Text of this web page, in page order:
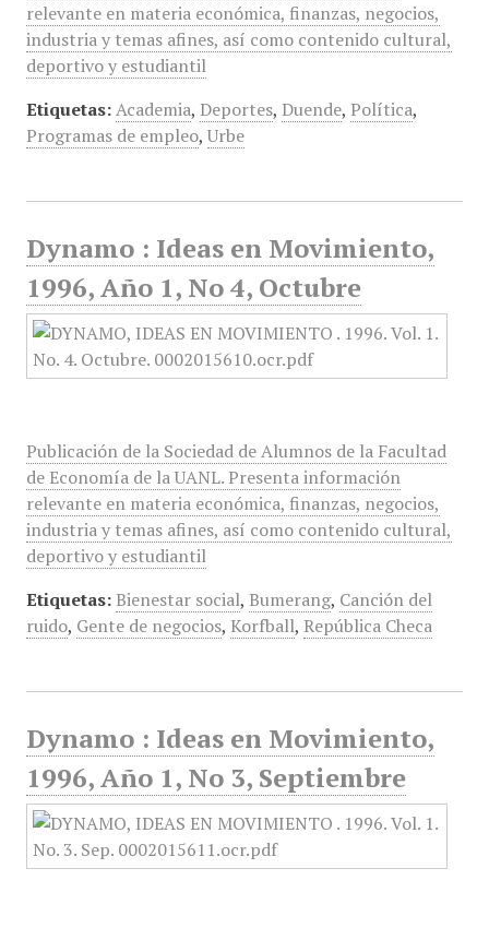
relevante en materia económica, finanzas, negocios,
industria y temas afines, así como contenido cultural,
deportivo y estudiantil
Etiquetas: Academia, Deportes, Duende, Política,
Programas de empleo, Urbe
Dynamo : Ideas en Movimiento,
1996, Año 1, No 4, Octubre
Publicación de la Sociedad de Alumnos de la Facultad
de Economía de la UANL. Presenta información
relevante en materia económica, finanzas, negocios,
industria y temas afines, así como contenido cultural,
deportivo y estudiantil
Etiquetas: Bienestar social, Bumerang, Canción del
ruido, Gente de negocios, Korfball, República Checa
Dynamo : Ideas en Movimiento,
1996, Año 1, No 3, Septiembre